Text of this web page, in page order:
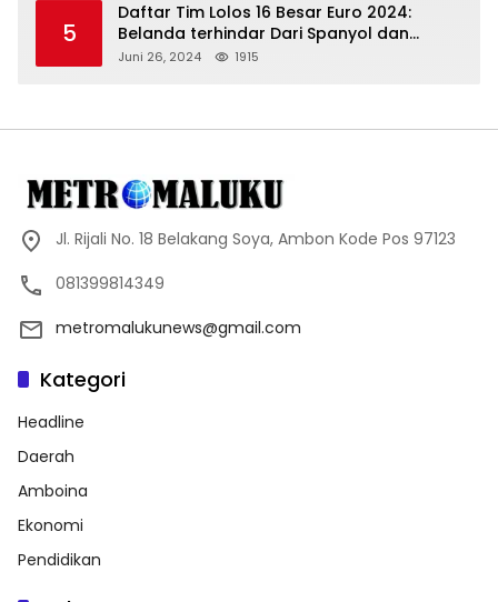
5
Daftar Tim Lolos 16 Besar Euro 2024:
Belanda terhindar Dari Spanyol dan
Ingriss, Prancis Bertemu Belgia
Juni 26, 2024 1915
Jl. Rijali No. 18 Belakang Soya, Ambon Kode Pos 97123
081399814349
metromalukunews@gmail.com
Kategori
Headline
Daerah
Amboina
Ekonomi
Pendidikan